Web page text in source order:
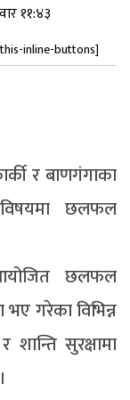
११:४३
inline-buttons]
र बाणगंगाका
छलफल
आयोजित छलफल
भए गरेका विभिन्न
सुरक्षामा